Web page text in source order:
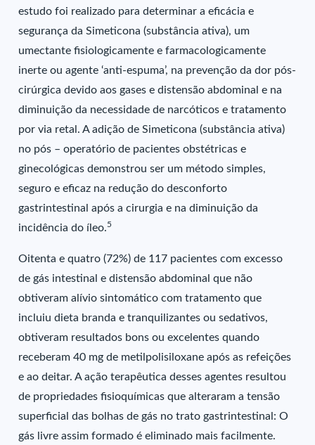
estudo foi realizado para determinar a eficácia e
segurança da Simeticona (substância ativa), um
umectante fisiologicamente e farmacologicamente
inerte ou agente ‘anti-espuma’, na prevenção da dor pós-
cirúrgica devido aos gases e distensão abdominal e na
diminuição da necessidade de narcóticos e tratamento
por via retal. A adição de Simeticona (substância ativa)
no pós – operatório de pacientes obstétricas e
ginecológicas demonstrou ser um método simples,
seguro e eficaz na redução do desconforto
gastrintestinal após a cirurgia e na diminuição da
incidência do íleo.5
Oitenta e quatro (72%) de 117 pacientes com excesso
de gás intestinal e distensão abdominal que não
obtiveram alívio sintomático com tratamento que
incluiu dieta branda e tranquilizantes ou sedativos,
obtiveram resultados bons ou excelentes quando
receberam 40 mg de metilpolisiloxane após as refeições
e ao deitar. A ação terapêutica desses agentes resultou
de propriedades fisioquímicas que alteraram a tensão
superficial das bolhas de gás no trato gastrintestinal: O
gás livre assim formado é eliminado mais facilmente.